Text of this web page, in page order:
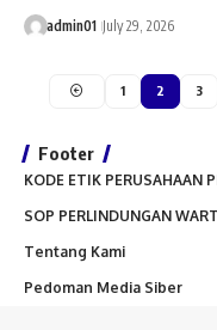
admin01 July 29, 2026
1 2 3
Footer
KODE ETIK PERUSAHAAN
SOP PERLINDUNGAN
Tentang Kami
Pedoman Media Siber